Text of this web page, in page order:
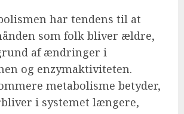
har tendens til at
som folk bliver ældre,
af ændringer i
og enzymaktiviteten.
metabolisme betyder,
i systemet længere,